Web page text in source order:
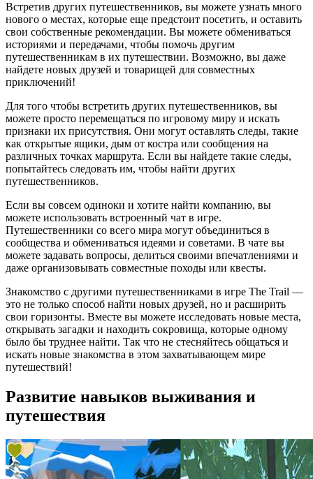
Встретив других путешественников, вы можете узнать много
нового о местах, которые еще предстоит посетить, и оставить
свои собственные рекомендации. Вы можете обмениваться
историями и передачами, чтобы помочь другим
путешественникам в их путешествии. Возможно, вы даже
найдете новых друзей и товарищей для совместных
приключений!
Для того чтобы встретить других путешественников, вы
можете просто перемещаться по игровому миру и искать
признаки их присутствия. Они могут оставлять следы, такие
как открытые ящики, дым от костра или сообщения на
различных точках маршрута. Если вы найдете такие следы,
попытайтесь следовать им, чтобы найти других
путешественников.
Если вы совсем одиноки и хотите найти компанию, вы
можете использовать встроенный чат в игре.
Путешественники со всего мира могут объединиться в
сообщества и обмениваться идеями и советами. В чате вы
можете задавать вопросы, делиться своими впечатлениями и
даже организовывать совместные походы или квесты.
Знакомство с другими путешественниками в игре The Trail —
это не только способ найти новых друзей, но и расширить
свои горизонты. Вместе вы можете исследовать новые места,
открывать загадки и находить сокровища, которые одному
было бы труднее найти. Так что не стесняйтесь общаться и
искать новые знакомства в этом захватывающем мире
путешествий!
Развитие навыков выживания и
путешествия